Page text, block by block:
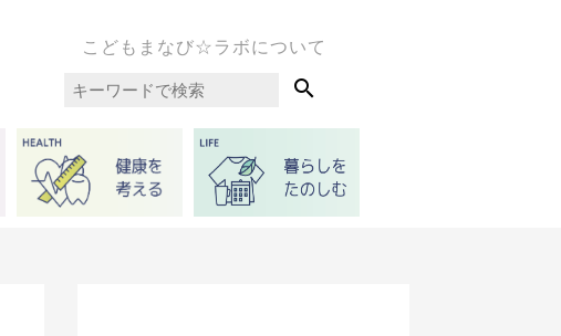
こどもまなび☆ラボについて
